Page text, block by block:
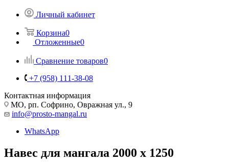
Личный кабинет
Корзина0
Отложенные0
Сравнение товаров0
+7 (958) 111-38-08
Контактная информация
МО, рп. Софрино, Овражная ул., 9
info@prosto-mangal.ru
WhatsApp
Навес для мангала 2000 х 1250